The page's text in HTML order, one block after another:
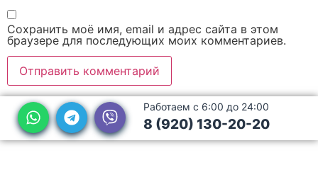
Сохранить моё имя, email и адрес сайта в этом
браузере для последующих моих комментариев.
Работаем с 6:00 до 24:00
8 (920) 130-20-20